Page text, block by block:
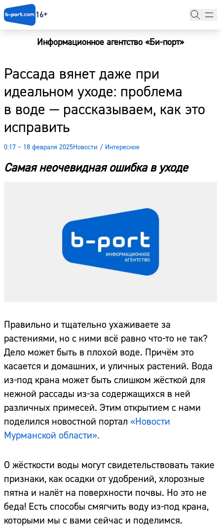
16+
Информационное агентство «Би-порт»
Рассада вянет даже при
идеальном уходе: проблема
в воде — рассказываем, как это
исправить
0:17 – 18 февраля 2025Новости / Интересное
Самая неочевидная ошибка в уходе
Правильно и тщательно ухаживаете за
растениями, но с ними всё равно что-то не так?
Дело может быть в плохой воде. Причём это
касается и домашних, и уличных растений. Вода
из-под крана может быть слишком жёсткой для
нежной рассады из-за содержащихся в ней
различных примесей. Этим открытием с нами
поделился новостной портал «Новости
Мурманской области».
О жёсткости воды могут свидетельствовать такие
признаки, как осадки от удобрений, хлорозные
пятна и налёт на поверхности почвы. Но это не
беда! Есть способы смягчить воду из-под крана,
которыми мы с вами сейчас и поделимся.
Новости
Наши гости
Фоторепортажи
Погода
Курсы валют